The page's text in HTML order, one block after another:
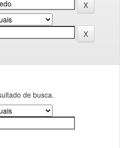
de busca.